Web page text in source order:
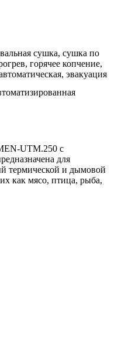
сушка, сушка по
горячее копчение,
эвакуация
UTM.250 с
для
термической и дымовой
как мясо, птица, рыба,